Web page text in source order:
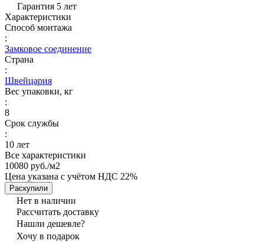
Гарантия 5 лет
Характеристики
Способ монтажа
:
Замковое соединение
Страна
:
Швейцария
Вес упаковки, кг
:
8
Срок службы
:
10 лет
Все характеристики
10080 руб./м2
Цена указана с учётом НДС 22%
Раскупили
Нет в наличии
Рассчитать доставку
Нашли дешевле?
Хочу в подарок